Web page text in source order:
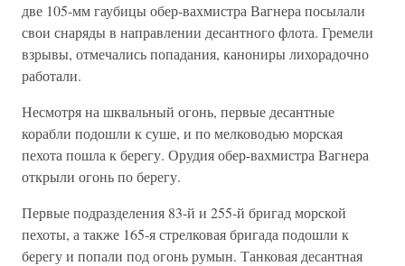
две 105-мм гаубицы обер-вахмистра Вагнера посылали
свои снаряды в направлении десантного флота. Гремели
взрывы, отмечались попадания, канониры лихорадочно
работали.
Несмотря на шквальный огонь, первые десантные
корабли подошли к суше, и по мелководью морская
пехота пошла к берегу. Орудия обер-вахмистра Вагнера
открыли огонь по берегу.
Первые подразделения 83-й и 255-й бригад морской
пехоты, а также 165-я стрелковая бригада подошли к
берегу и попали под огонь румын. Танковая десантная